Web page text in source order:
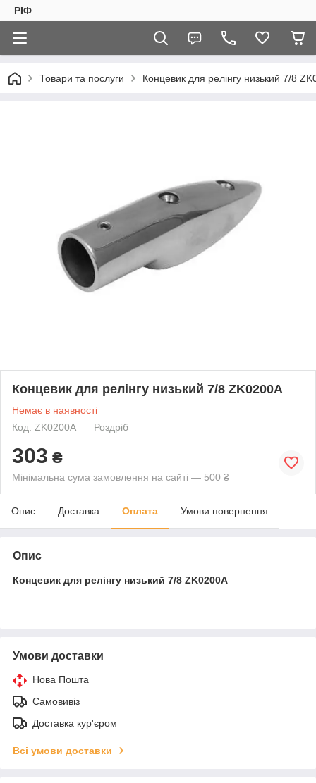
РІФ
Товари та послуги Концевик для релінгу низький 7/8
Концевик для релінгу низький 7/8 ZK0200A
Немає в наявності
Код: ZK0200A
Роздріб
303 ₴
Мінімальна сума замовлення на сайті — 500 ₴
Опис Доставка Оплата Умови повернення
Опис
Концевик для релінгу низький 7/8 ZK0200A
Умови доставки
Нова Пошта
Самовивіз
Доставка кур'єром
Всі умови доставки